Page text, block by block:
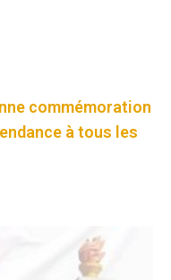
commémoration
à tous les